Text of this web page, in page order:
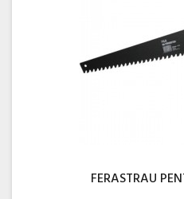
FERASTRAU